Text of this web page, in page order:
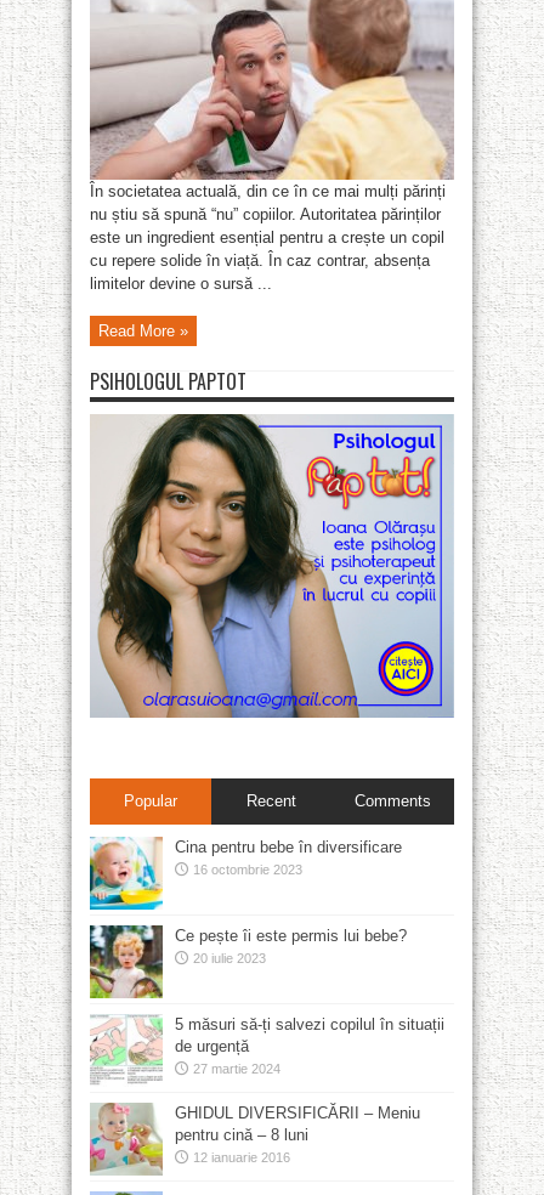
În societatea actuală, din ce în ce mai mulți părinți
nu știu să spună “nu” copiilor. Autoritatea părinților
este un ingredient esențial pentru a crește un copil
cu repere solide în viață. În caz contrar, absența
limitelor devine o sursă ...
Read More »
PSIHOLOGUL PAPTOT
Popular Recent Comments
Cina pentru bebe în diversificare
16 octombrie 2023
Ce pește îi este permis lui bebe?
20 iulie 2023
5 măsuri să-ți salvezi copilul în situații
de urgență
27 martie 2024
GHIDUL DIVERSIFICĂRII – Meniu
pentru cină – 8 luni
12 ianuarie 2016